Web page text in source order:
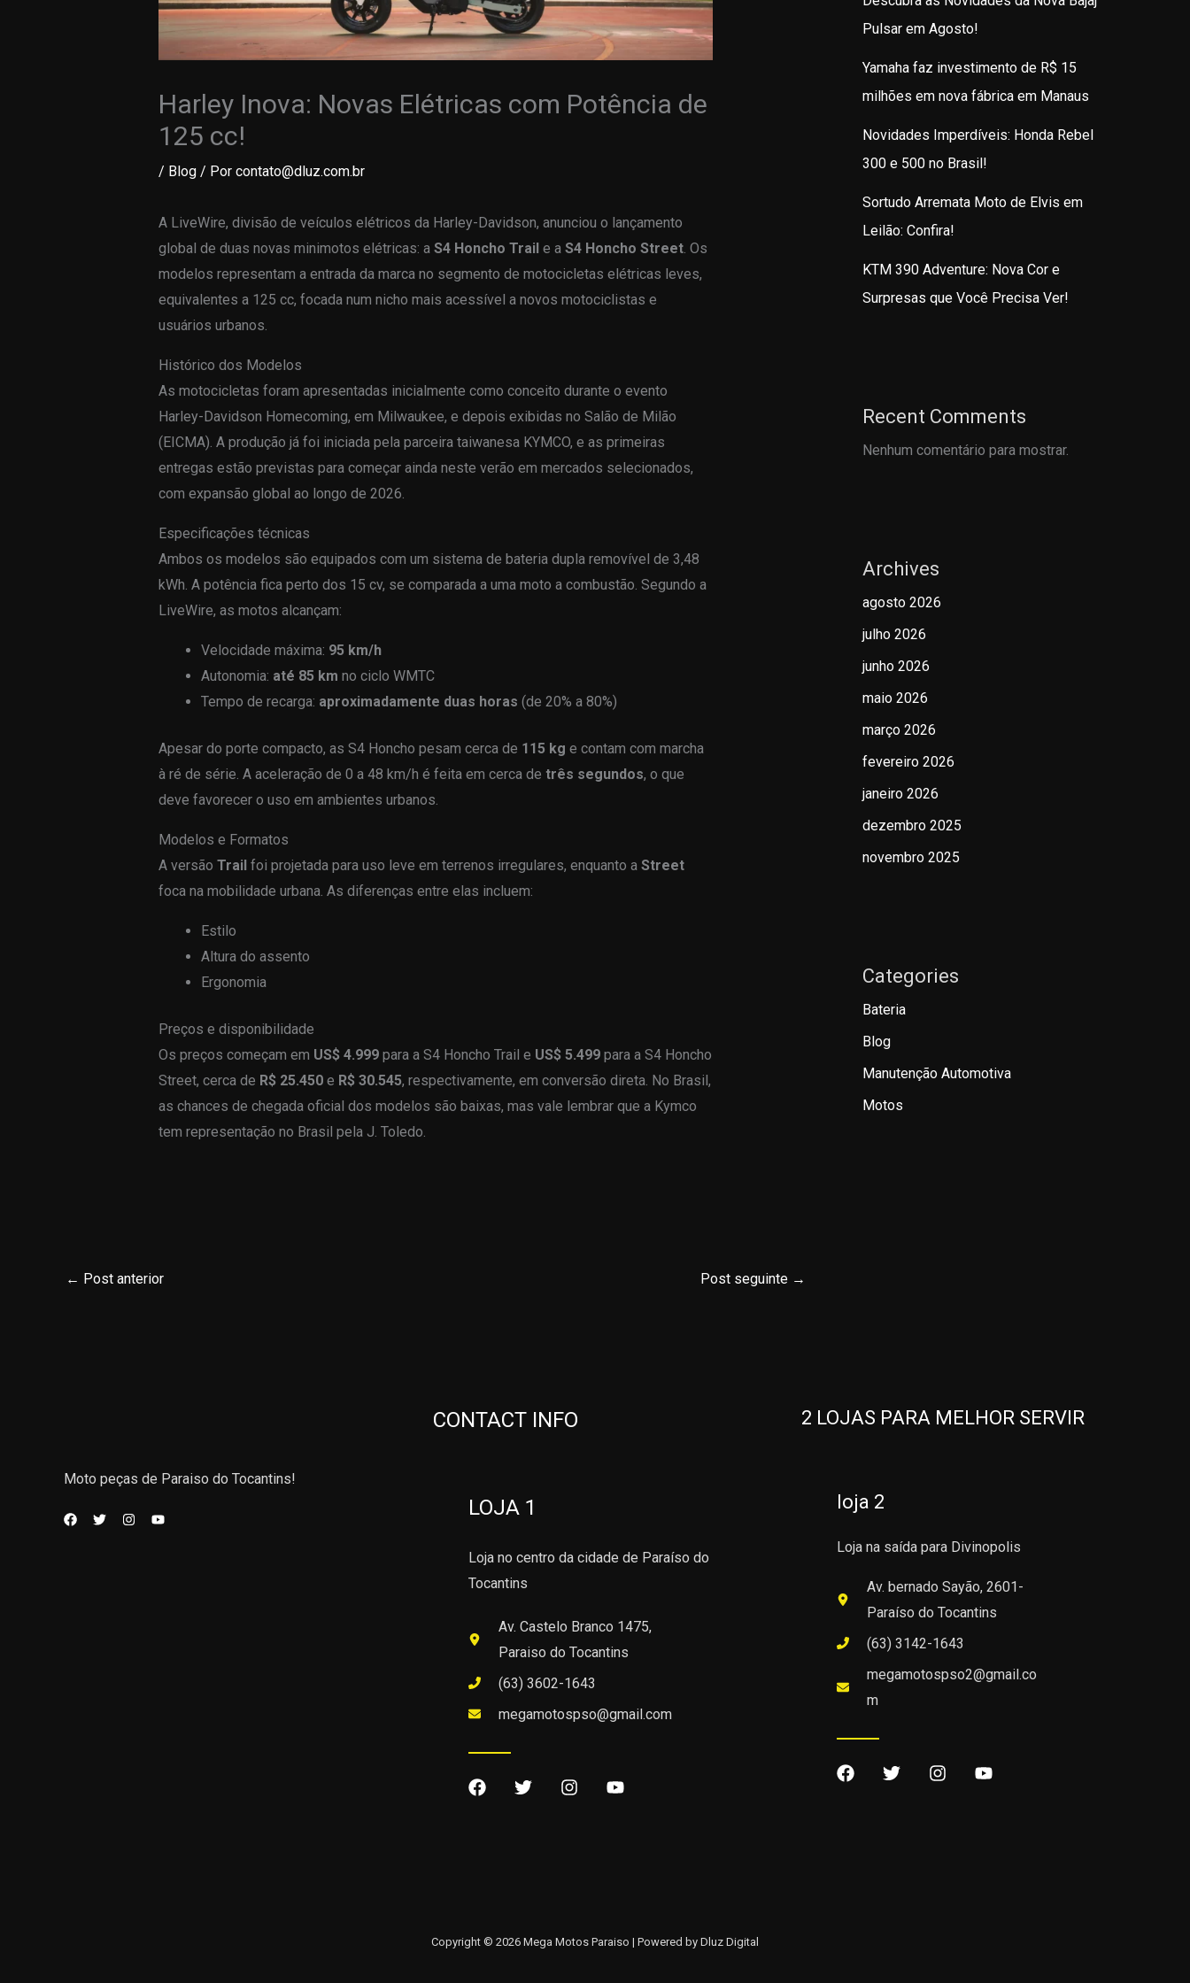
Harley Inova: Novas Elétricas com Potência de
125 cc!
/ Blog/ Por contato@dluz.com.br
A LiveWire, divisão de veículos elétricos da Harley-Davidson, anunciou o lançamento
global de duas novas minimotos elétricas: a S4 Honcho Traile a S4 Honcho Street. Os
modelos representam a entrada da marca no segmento de motocicletas elétricas leves,
equivalentes a 125 cc, focada num nicho mais acessível a novos motociclistas e
usuários urbanos.
Histórico dos Modelos
As motocicletas foram apresentadas inicialmente como conceito durante o evento
Harley-Davidson Homecoming, em Milwaukee, e depois exibidas no Salão de Milão
(EICMA). A produção já foi iniciada pela parceira taiwanesa KYMCO, e as primeiras
entregas estão previstas para começar ainda neste verão em mercados selecionados,
com expansão global ao longo de 2026.
Especificações técnicas
Ambos os modelos são equipados com um sistema de bateria dupla removível de 3,48
kWh. A potência fica perto dos 15 cv, se comparada a uma moto a combustão. Segundo a
LiveWire, as motos alcançam:
Velocidade máxima: 95 km/h
Autonomia: até 85 km no ciclo WMTC
Tempo de recarga: aproximadamente duas horas (de 20% a 80%)
Apesar do porte compacto, as S4 Honcho pesam cerca de 115 kg e contam com marcha
à ré de série. A aceleração de 0 a 48 km/h é feita em cerca de três segundos, o que
deve favorecer o uso em ambientes urbanos.
Modelos e Formatos
A versão Trailfoi projetada para uso leve em terrenos irregulares, enquanto a Street
foca na mobilidade urbana. As diferenças entre elas incluem:
Estilo
Altura do assento
Ergonomia
Preços e disponibilidade
Os preços começam em US$ 4.999para a S4 Honcho Trail e US$ 5.499para a S4 Honcho
Street, cerca de R$ 25.450e R$ 30.545, respectivamente, em conversão direta. No Brasil,
as chances de chegada oficial dos modelos são baixas, mas vale lembrar que a Kymco
tem representação no Brasil pela J. Toledo.
← Post anterior Post seguinte →
Pulsar em Agosto!
Yamaha faz investimento de R$ 15
milhões em nova fábrica em Manaus
Novidades Imperdíveis: Honda Rebel
300 e 500 no Brasil!
Sortudo Arremata Moto de Elvis em
Leilão: Confira!
KTM 390 Adventure: Nova Cor e
Surpresas que Você Precisa Ver!
Recent Comments
Nenhum comentário para mostrar.
Archives
agosto 2026
julho 2026
junho 2026
maio 2026
março 2026
fevereiro 2026
janeiro 2026
dezembro 2025
novembro 2025
Categories
Bateria
Blog
Manutenção Automotiva
Motos
Moto peças de Paraiso do Tocantins!
CONTACT INFO
LOJA 1
Loja no centro da cidade de Paraíso do
Tocantins
Av. Castelo Branco 1475,
Paraiso do Tocantins
(63) 3602-1643
megamotospso@gmail.com
2 LOJAS PARA MELHOR SERVIR
loja 2
Loja na saída para Divinopolis
Av. bernado Sayão, 2601-
Paraíso do Tocantins
(63) 3142-1643
megamotospso2@gmail.co
m
Copyright © 2026 Mega Motos Paraiso | Powered by Dluz Digital